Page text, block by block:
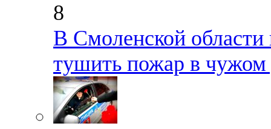
8
В Смоленской области
тушить пожар в чужом